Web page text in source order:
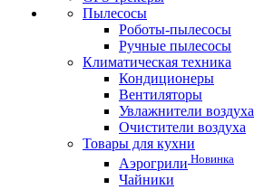
Пылесосы
Роботы-пылесосы
Ручные пылесосы
Климатическая техника
Кондиционеры
Вентиляторы
Увлажнители воздуха
Очистители воздуха
Товары для кухни
Аэрогрили Новинка
Чайники